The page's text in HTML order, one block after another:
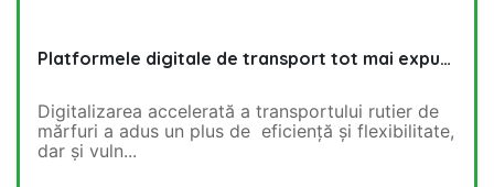
Platformele digitale de transport tot mai expuse fraudelor.
Digitalizarea accelerată a transportului rutier de
mărfuri a adus un plus de eficiență și flexibilitate,
dar și vuln...